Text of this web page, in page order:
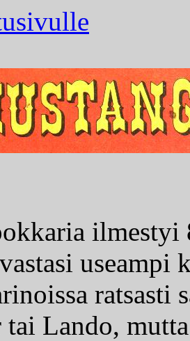
ilmestyi
useampi
ratsasti
Lando,